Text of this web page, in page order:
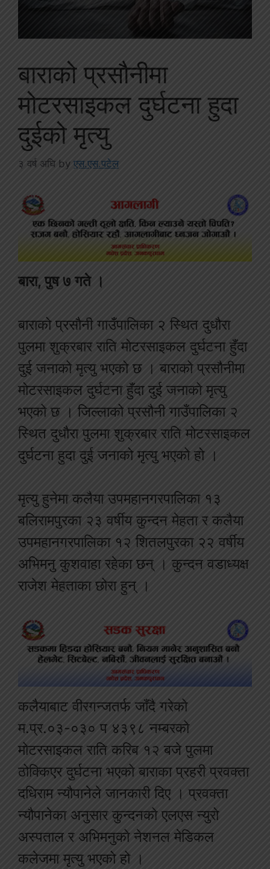
बाराको प्रसौनीमा
मोटरसाइकल दुर्घटना हुदा
दुईको मृत्यु
३ वर्ष अघि by एस.एस.पटेल
बारा, पुष ७ गते ।
बाराको प्रसौनी गाउँपालिका २ स्थित दुधौरा
पुलमा शुक्रबार राति मोटरसाइकल दुर्घटना हुँदा
दुई जनाको मृत्यु भएको छ । बाराको प्रसौनीमा
मोटरसाइकल दुर्घटना हुँदा दुई जनाको मृत्यु
भएको छ । जिल्लाको प्रसौनी गाउँपालिका २
स्थित दुधौरा पुलमा शुक्रबार राति मोटरसाइकल
दुर्घटना हुदा दुई जनाको मृत्यु भएको हो ।
मृत्यु हुनेमा कलैया उपमहानगरपालिका १३
बलिरामपुरका २३ वर्षीय कुन्दन मेहता र कलैया
उपमहानगरपालिका १२ शितलपुरका २२ वर्षीय
अभिमनु कुशवाहा रहेका छन् । कुन्दन वडाध्यक्ष
राजेश मेहताका छोरा हुन् ।
कलैयाबाट वीरगन्जतर्फ जाँदै गरेको
म.प्र.०३-०३० प ४३९८ नम्बरको
मोटरसाइकल राति करिब १२ बजे पुलमा
ठोक्किएर दुर्घटना भएको बाराका प्रहरी प्रवक्ता
दधिराम न्यौपानेले जानकारी दिए । प्रवक्ता
न्यौपानेका अनुसार कुन्दनको एलएस न्युरो
अस्पताल र अभिमनुको नेशनल मेडिकल
कलेजमा मृत्यु भएको हो ।